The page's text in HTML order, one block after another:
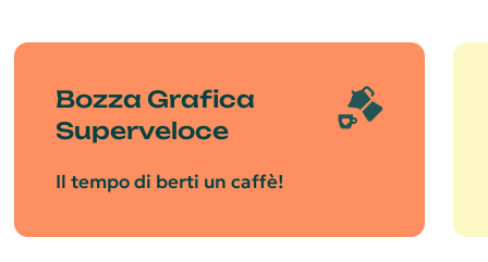
Bozza Grafica
Superveloce
Il tempo di berti un caffè!